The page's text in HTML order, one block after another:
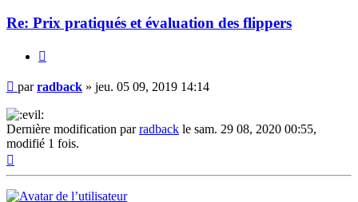
Re: Prix pratiqués et évaluation des flippers
Message
parradback » jeu. 05 09, 2019 14:14
Dernière modification parradback le sam. 29 08, 2020 00:55,
modifié 1 fois.